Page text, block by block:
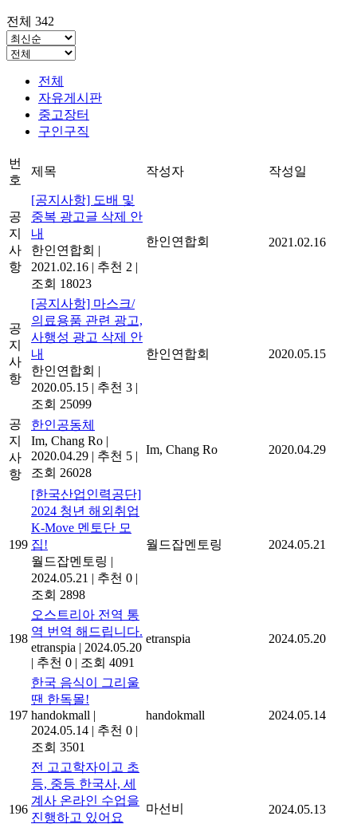
전체 342
전체
자유게시판
중고장터
구인구직
번
호
제목 작성자 작성일
공
지
사
항
[공지사항] 도배 및
중복 광고글 삭제 안
내
한인연합회 |
2021.02.16 | 추천 2 |
조회 18023
한인연합회 2021.02.16
공
지
사
항
[공지사항] 마스크/
의료용품 관련 광고,
사행성 광고 삭제 안
내
한인연합회 |
2020.05.15 | 추천 3 |
조회 25099
한인연합회 2020.05.15
공
지
사
항
한인공동체
Im, Chang Ro |
2020.04.29 | 추천 5 |
조회 26028
Im, Chang Ro 2020.04.29
199
[한국산업인력공단]
2024 청년 해외취업
K-Move 멘토단 모
집!
월드잡멘토링 |
2024.05.21 | 추천 0 |
조회 2898
월드잡멘토링 2024.05.21
198
오스트리아 전역 통
역 번역 해드립니다.
etranspia | 2024.05.20
| 추천 0 | 조회 4091
etranspia 2024.05.20
197
한국 음식이 그리울
땐 한독몰!
handokmall |
2024.05.14 | 추천 0 |
조회 3501
handokmall 2024.05.14
196
전 고고학자이고 초
등, 중등 한국사, 세
계사 온라인 수업을
진행하고 있어요
마선비 2024.05.13